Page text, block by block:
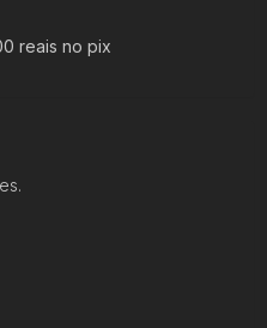
reais no pix